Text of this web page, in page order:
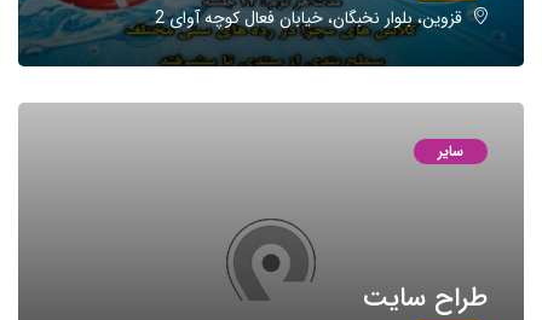
قزوین، بلوار نخبگان، خیابان فعال کوچه آوای 2
سایر
طراح سایت